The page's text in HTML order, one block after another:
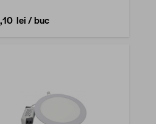
lei/ buc